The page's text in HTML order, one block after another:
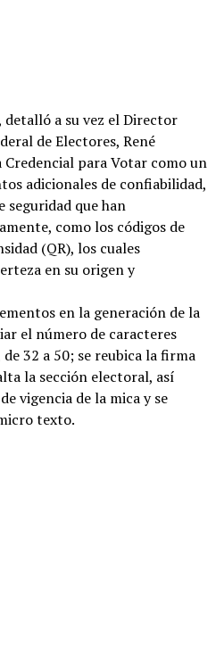
detalló a su vez el Director
de Electores, René
para Votar como un
adicionales de confiabilidad,
seguridad que han
como los códigos de
(QR), los cuales
en su origen y
en la generación de la
el número de caracteres
32 a 50; se reubica la firma
la sección electoral, así
vigencia de la mica y se
texto.